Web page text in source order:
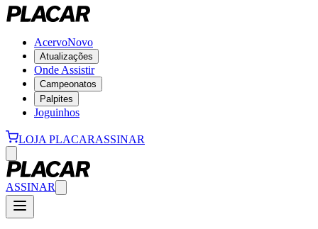
AcervoNovo
Atualizações
Onde Assistir
Campeonatos
Palpites
Joguinhos
LOJA PLACARASSINAR
ASSINAR